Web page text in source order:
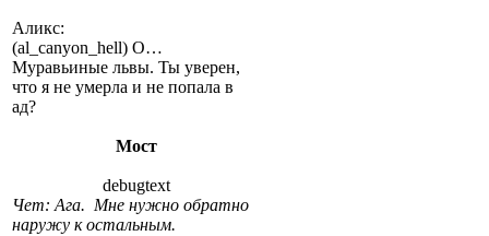
Аликс:
(al_canyon_hell) О…
Муравьиные львы. Ты уверен,
что я не умерла и не попала в
ад?
Мост
debugtext
Чет: Ага. Мне нужно обратно
наружу к остальным.